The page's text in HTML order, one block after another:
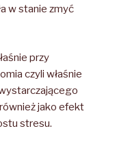
w stanie zmyć
przy
czyli właśnie
jako efekt
stresu.